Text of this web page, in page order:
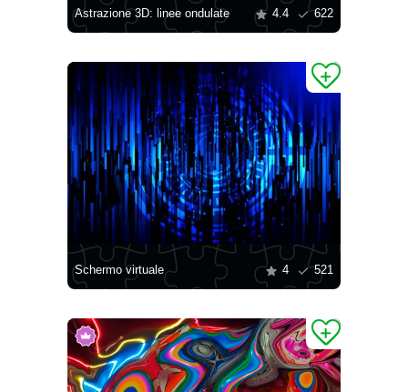
Astrazione 3D: linee ondulate 4.4 622
Schermo virtuale 4 521